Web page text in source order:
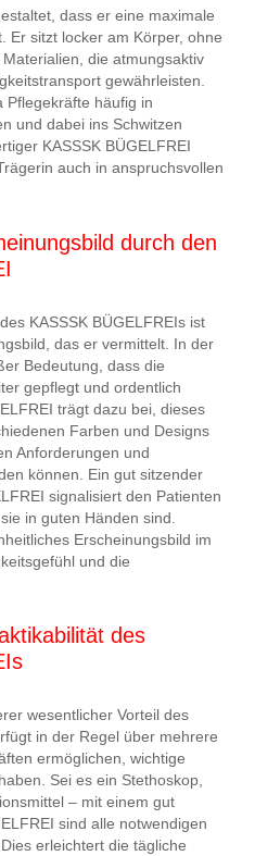
dass er eine maximale
Er sitzt locker am Körper, ohne
die atmungsaktiv
gewährleisten.
Pflegekräfte häufig in
und dabei ins Schwitzen
KASSSK BÜGELFREI
auch in anspruchsvollen
durch den
KASSSK BÜGELFREIs ist
das er vermittelt. In der
Bedeutung, dass die
gepflegt und ordentlich
trägt dazu bei, dieses
Farben und Designs
Anforderungen und
können. Ein gut sitzender
signalisiert den Patienten
in guten Händen sind.
Erscheinungsbild im
und die
des
wesentlicher Vorteil des
in der Regel über mehrere
ermöglichen, wichtige
Sei es ein Stethoskop,
– mit einem gut
sind alle notwendigen
erleichtert die tägliche